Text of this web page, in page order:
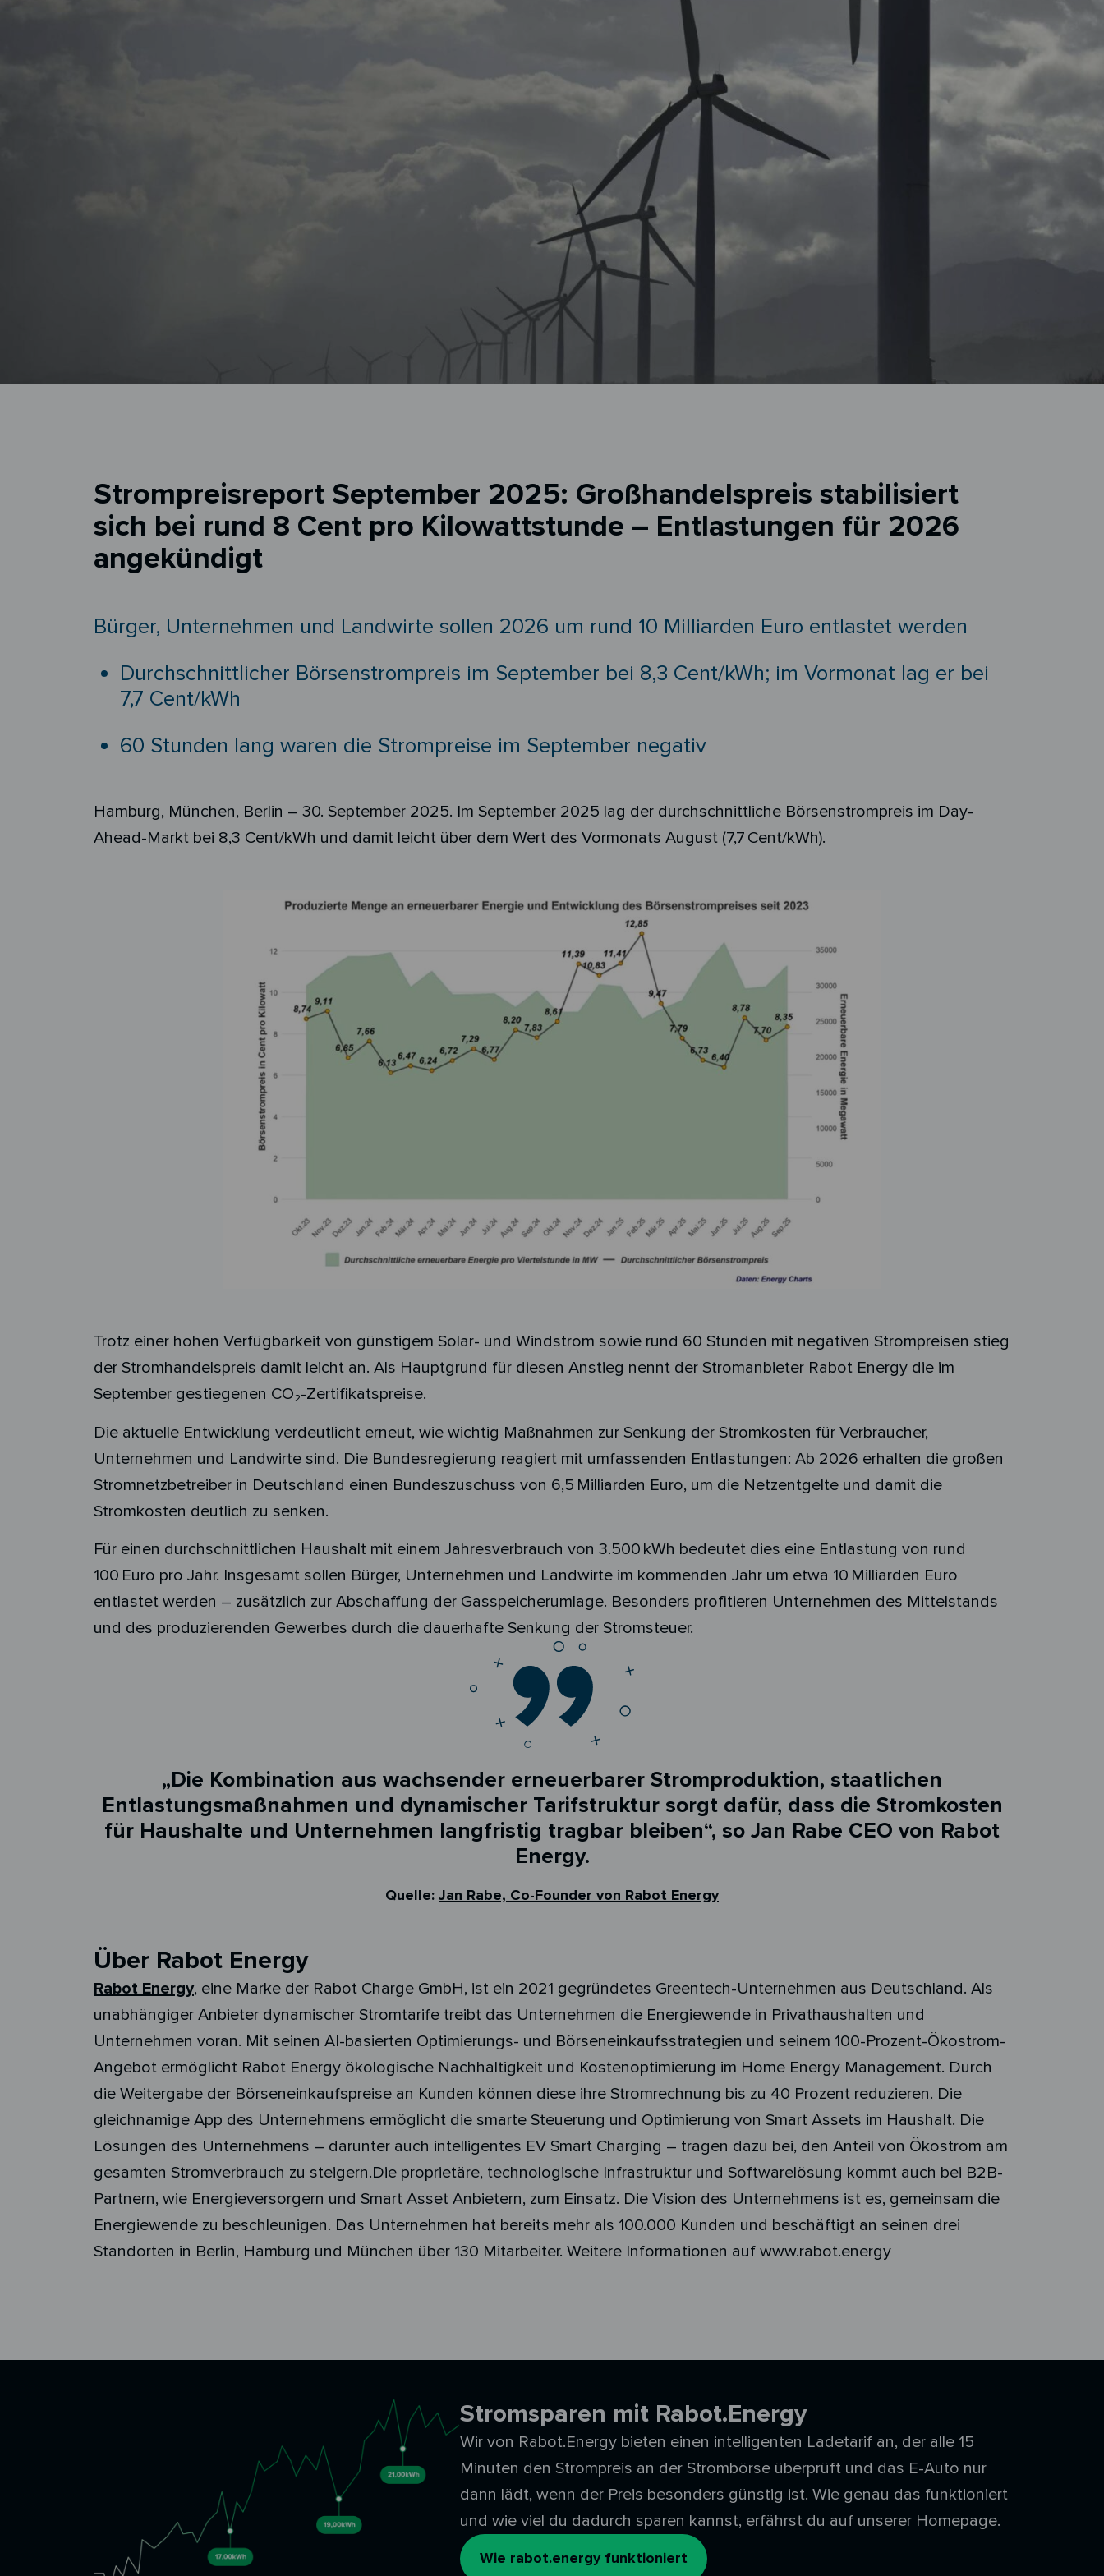
Strompreisreport September 2025: Großhandelspreis stabilisiert
sich bei rund 8 Cent pro Kilowattstunde – Entlastungen für 2026
angekündigt
Bürger, Unternehmen und Landwirte sollen 2026 um rund 10 Milliarden Euro entlastet werden
Durchschnittlicher Börsenstrompreis im September bei 8,3 Cent/kWh; im Vormonat lag er bei
7,7 Cent/kWh
60 Stunden lang waren die Strompreise im September negativ
Hamburg, München, Berlin – 30. September 2025. Im September 2025 lag der durchschnittliche Börsenstrompreis im Day-
Ahead-Markt bei 8,3 Cent/kWh und damit leicht über dem Wert des Vormonats August (7,7 Cent/kWh).
Trotz einer hohen Verfügbarkeit von günstigem Solar- und Windstrom sowie rund 60 Stunden mit negativen Strompreisen stieg
der Stromhandelspreis damit leicht an. Als Hauptgrund für diesen Anstieg nennt der Stromanbieter Rabot Energy die im
September gestiegenen CO₂-Zertifikatspreise.
Die aktuelle Entwicklung verdeutlicht erneut, wie wichtig Maßnahmen zur Senkung der Stromkosten für Verbraucher,
Unternehmen und Landwirte sind. Die Bundesregierung reagiert mit umfassenden Entlastungen: Ab 2026 erhalten die großen
Stromnetzbetreiber in Deutschland einen Bundeszuschuss von 6,5 Milliarden Euro, um die Netzentgelte und damit die
Stromkosten deutlich zu senken.
Für einen durchschnittlichen Haushalt mit einem Jahresverbrauch von 3.500 kWh bedeutet dies eine Entlastung von rund
100 Euro pro Jahr. Insgesamt sollen Bürger, Unternehmen und Landwirte im kommenden Jahr um etwa 10 Milliarden Euro
entlastet werden – zusätzlich zur Abschaffung der Gasspeicherumlage. Besonders profitieren Unternehmen des Mittelstands
und des produzierenden Gewerbes durch die dauerhafte Senkung der Stromsteuer.
„Die Kombination aus wachsender erneuerbarer Stromproduktion, staatlichen
Entlastungsmaßnahmen und dynamischer Tarifstruktur sorgt dafür, dass die Stromkosten
für Haushalte und Unternehmen langfristig tragbar bleiben“, so Jan Rabe CEO von Rabot
Energy.
Quelle: Jan Rabe, Co-Founder von Rabot Energy
Über Rabot Energy
Rabot Energy, eine Marke der Rabot Charge GmbH, ist ein 2021 gegründetes Greentech-Unternehmen aus Deutschland. Als
unabhängiger Anbieter dynamischer Stromtarife treibt das Unternehmen die Energiewende in Privathaushalten und
Unternehmen voran. Mit seinen AI-basierten Optimierungs- und Börseneinkaufsstrategien und seinem 100-Prozent-Ökostrom-
Angebot ermöglicht Rabot Energy ökologische Nachhaltigkeit und Kostenoptimierung im Home Energy Management. Durch
die Weitergabe der Börseneinkaufspreise an Kunden können diese ihre Stromrechnung bis zu 40 Prozent reduzieren. Die
gleichnamige App des Unternehmens ermöglicht die smarte Steuerung und Optimierung von Smart Assets im Haushalt. Die
Lösungen des Unternehmens – darunter auch intelligentes EV Smart Charging – tragen dazu bei, den Anteil von Ökostrom am
gesamten Stromverbrauch zu steigern.Die proprietäre, technologische Infrastruktur und Softwarelösung kommt auch bei B2B-
Partnern, wie Energieversorgern und Smart Asset Anbietern, zum Einsatz. Die Vision des Unternehmens ist es, gemeinsam die
Energiewende zu beschleunigen. Das Unternehmen hat bereits mehr als 100.000 Kunden und beschäftigt an seinen drei
Standorten in Berlin, Hamburg und München über 130 Mitarbeiter. Weitere Informationen auf www.rabot.energy
Stromsparen mit Rabot.Energy
Wir von Rabot.Energy bieten einen intelligenten Ladetarif an, der alle 15
Minuten den Strompreis an der Strombörse überprüft und das E-Auto nur
dann lädt, wenn der Preis besonders günstig ist. Wie genau das funktioniert
und wie viel du dadurch sparen kannst, erfährst du auf unserer Homepage.
Wie rabot.energy funktioniert